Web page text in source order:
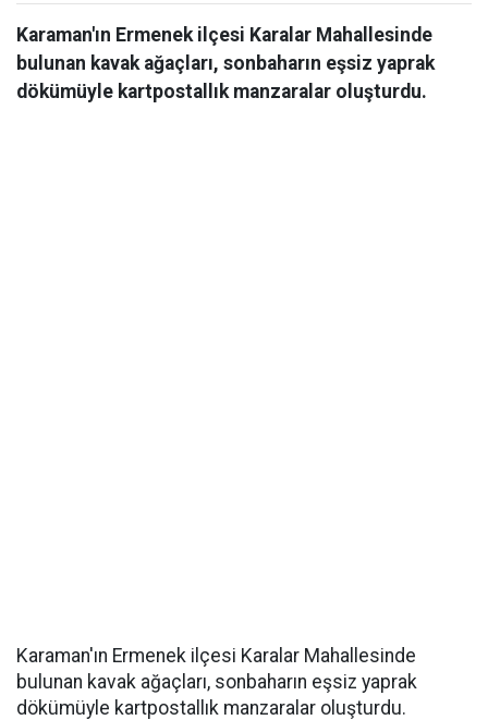
Karaman'ın Ermenek ilçesi Karalar Mahallesinde
bulunan kavak ağaçları, sonbaharın eşsiz yaprak
dökümüyle kartpostallık manzaralar oluşturdu.
Karaman'ın Ermenek ilçesi Karalar Mahallesinde
bulunan kavak ağaçları, sonbaharın eşsiz yaprak
dökümüyle kartpostallık manzaralar oluşturdu.